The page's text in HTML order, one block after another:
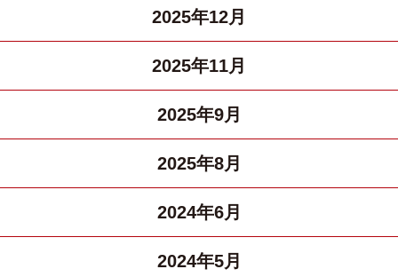
2025年12月
2025年11月
2025年9月
2025年8月
2024年6月
2024年5月